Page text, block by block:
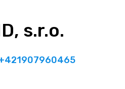
s.r.o.